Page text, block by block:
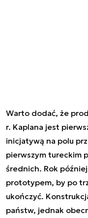
Warto dodać, że
r. Kaplana jest
inicjatywą na polu
pierwszym tureckim
średnich. Rok
prototypem, by po
ukończyć.
państw, jednak